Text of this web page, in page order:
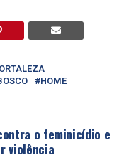
HOME
o feminicídio e
violência